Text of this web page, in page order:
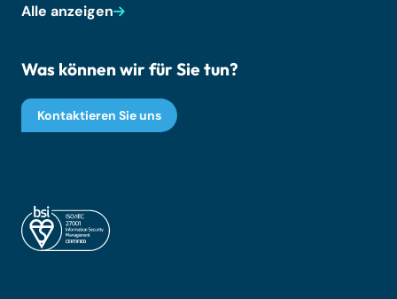
Alle anzeigen
Was können wir für Sie tun?
Kontaktieren Sie uns